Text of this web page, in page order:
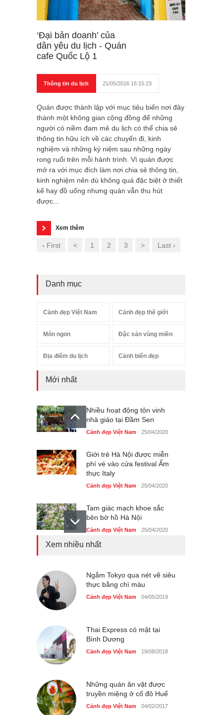
‘Đại bản doanh’ của
dân yêu du lịch - Quán
cafe Quốc Lộ 1
Thông tin du lịch 21/05/2016 16:15:23
Quán được thành lập với mục tiêu biến nơi đây
thành một không gian cộng đồng để những
người có niềm đam mê du lịch có thể chia sẻ
thông tin hữu ích về các chuyến đi, kinh
nghiệm và những kỷ niệm sau những ngày
rong ruổi trên mỗi hành trình. Vì quán được
mở ra với mục đích làm nơi chia sẻ thông tin,
kinh nghiệm nên dù không quá đặc biệt ở thiết
kế hay đồ uống nhưng quán vẫn thu hút
được...
Xem thêm
‹ First < 1 2 3 > Last ›
Danh mục
Cảnh đẹp Việt Nam Cảnh đẹp thế giới
Món ngon Đặc sản vùng miền
Địa điểm du lịch Cảnh biển đẹp
Mới nhất
Nhiều hoạt động tôn vinh
nhà giáo tại Đầm Sen
Cảnh đẹp Việt Nam 25/04/2020
Giới trẻ Hà Nội được miễn
phí vé vào cửa festival Ẩm
thực Italy
Cảnh đẹp Việt Nam 25/04/2020
Tam giác mạch khoe sắc
bên bờ hồ Hà Nội
Cảnh đẹp Việt Nam 25/04/2020
Cảnh đẹp Việt Nam 24/04/2020
Chợ đêm Phú Quốc có nhà
40 xe ôtô du lịch tự lái đầu
tiên qua cửa khẩu Móng Cái
Thực hư cây cầu gỗ dài
nhất Việt Nam bị ‘xóa sổ’
sau lũ
Xem nhiều nhất
Ngắm Tokyo qua nét vẽ siêu
thực bằng chì màu
Cảnh đẹp Việt Nam 04/05/2019
Thai Express có mặt tại
Bình Dương
Cảnh đẹp Việt Nam 19/08/2018
Những quán ăn vặt được
truyền miệng ở cố đô Huế
Cảnh đẹp Việt Nam 04/02/2017